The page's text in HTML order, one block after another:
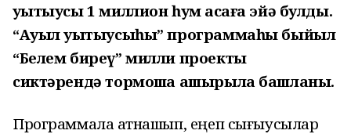
уҡытыусы 1 миллион һум аҡсаға эйә булды.
“Ауыл уҡытыусыһы” программаһы быйыл
“Белем биреү” милли проекты
сиктәрендә тормошҡа ашырыла башланы.
Программала ҡатнашып, еңеп сығыусылар